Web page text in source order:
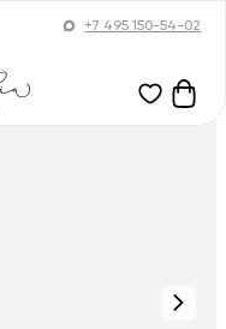
+7 495 150-54-02